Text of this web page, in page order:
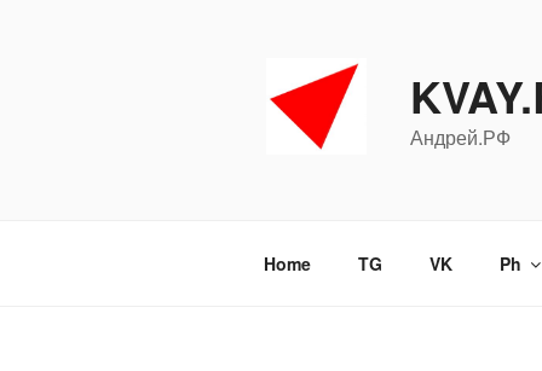
Андрей.РФ
Home TG VK Ph